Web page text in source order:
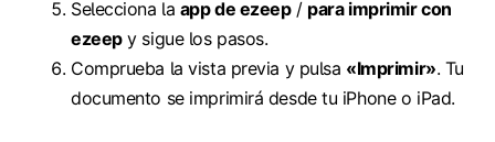
Selecciona la app de ezeep/ para imprimir con
ezeepy sigue los pasos.
Comprueba la vista previa y pulsa «Imprimir». Tu
documento se imprimirá desde tu iPhone o iPad.